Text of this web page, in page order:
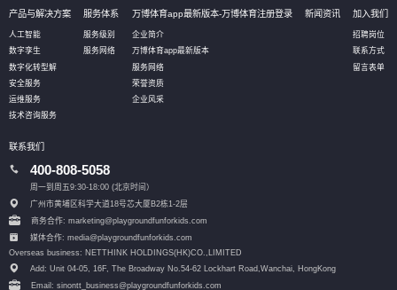
产品与解决方案
人工智能
数字孪生
数字化转型解
安全服务
运维服务
技术咨询服务
服务体系
服务级别
服务网络
万博体育app最新版本-万博体育注册登录
企业简介
万博体育app最新版本
服务网络
荣誉资质
企业风采
新闻资讯 加入我们
招聘岗位
联系方式
留言表单
联系我们
400-808-5058
周一到周五9:30-18:00 (北京时间）
广州市黄埔区科学大道18号芯大厦B2栋1-2层
商务合作: marketing@playgroundfunforkids.com
媒体合作: media@playgroundfunforkids.com
Overseas business: NETTHINK HOLDINGS(HK)CO.,LIMITED
Add: Unit 04-05, 16F, The Broadway No.54-62 Lockhart Road, Wanchai, HongKong
Email: sinontt_business@playgroundfunforkids.com